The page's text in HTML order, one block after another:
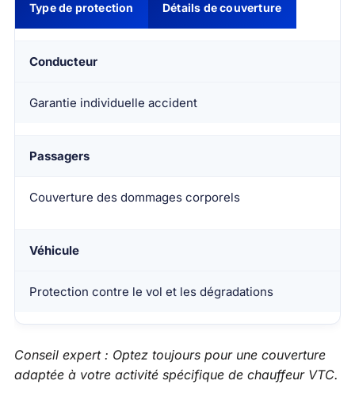
Type de protection Détails de couverture
Conducteur
Garantie individuelle accident
Passagers
Couverture des dommages corporels
Véhicule
Protection contre le vol et les dégradations
Conseil expert : Optez toujours pour une couverture
adaptée à votre activité spécifique de chauffeur VTC.